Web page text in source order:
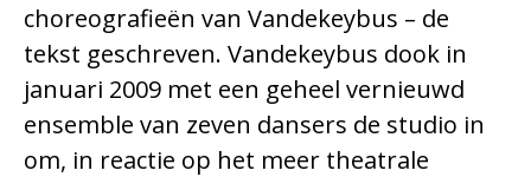
choreografieën van Vandekeybus – de
tekst geschreven. Vandekeybus dook in
januari 2009 met een geheel vernieuwd
ensemble van zeven dansers de studio in
om, in reactie op het meer theatrale